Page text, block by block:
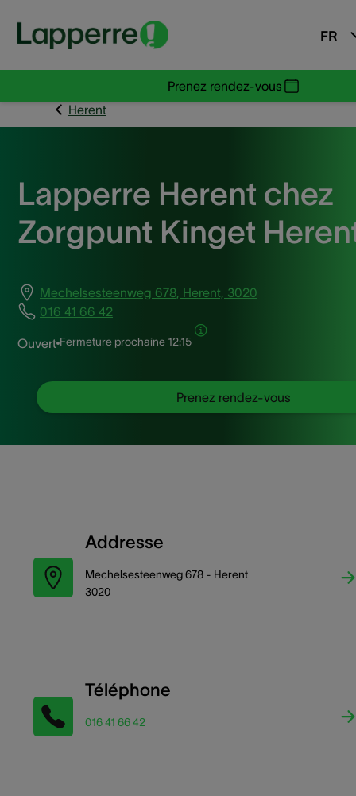
FR
Prenez rendez-vous
Herent
Lapperre Herent chez
Zorgpunt Kinget
Mechelsesteenweg 678, Herent, 3020
016 41 66 42
Ouvert Fermeture prochaine 12:15
Prenez rendez-vous
Addresse
Mechelsesteenweg 678 - Herent
3020
Téléphone
016 41 66 42